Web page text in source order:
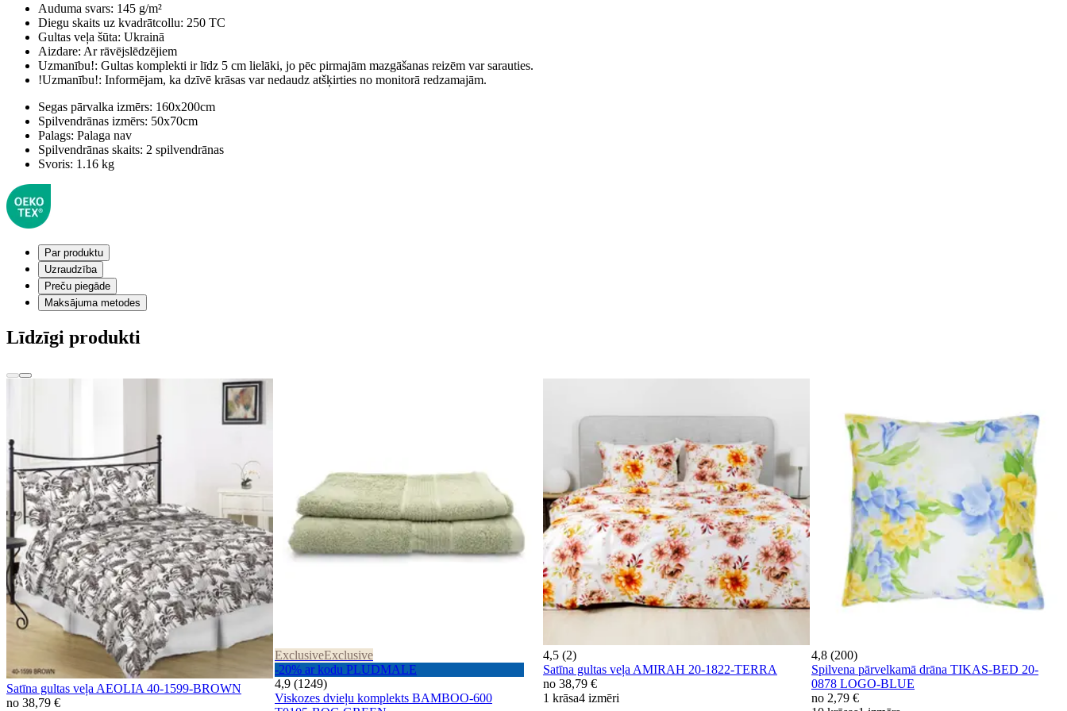
Auduma svars: 145 g/m²
Diegu skaits uz kvadrātcollu: 250 TC
Gultas veļa šūta: Ukrainā
Aizdare: Ar rāvējslēdzējiem
Uzmanību!: Gultas komplekti ir līdz 5 cm lielāki, jo pēc pirmajām mazgāšanas reizēm var sarauties.
!Uzmanību!: Informējam, ka dzīvē krāsas var nedaudz atšķirties no monitorā redzamajām.
Segas pārvalka izmērs: 160x200cm
Spilvendrānas izmērs: 50x70cm
Palags: Palaga nav
Spilvendrānas skaits: 2 spilvendrānas
Svoris: 1.16 kg
Par produktu
Uzraudzība
Preču piegāde
Maksājuma metodes
Līdzīgi produkti
Satīna gultas veļa AEOLIA 40-1599-BROWN
no 38,79 €
ExclusiveExclusive
-20% ar kodu PLUDMALE
4,9 (1249)
Viskozes dvieļu komplekts BAMBOO-600
4,5 (2)
Satīna gultas veļa AMIRAH 20-1822-TERRA
no 38,79 €
1 krāsa4 izmēri
4,8 (200)
Spilvena pārvelkamā drāna TIKAS-BED 20-
0878 LOGO-BLUE
no 2,79 €